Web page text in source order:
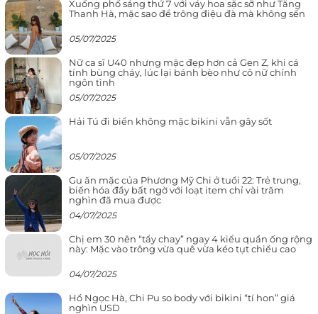
Xuống phố sáng thứ 7 với váy hoa sặc sỡ như Tăng
Thanh Hà, mặc sao để trông điệu đà mà không sến
05/07/2025
Nữ ca sĩ U40 nhưng mặc đẹp hơn cả Gen Z, khi cá
tính bùng cháy, lúc lại bánh bèo như cô nữ chính
ngôn tình
05/07/2025
Hải Tú đi biển không mặc bikini vẫn gây sốt
05/07/2025
Gu ăn mặc của Phương Mỹ Chi ở tuổi 22: Trẻ trung,
biến hóa đầy bất ngờ với loạt item chỉ vài trăm
nghìn đã mua được
04/07/2025
Chị em 30 nên “tẩy chay” ngay 4 kiểu quần ống rộng
này: Mặc vào trông vừa quê vừa kéo tụt chiều cao
04/07/2025
Hồ Ngọc Hà, Chi Pu so body với bikini “tí hon” giá
nghìn USD